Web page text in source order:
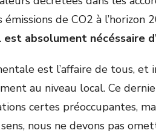
de CO2 à l’horizon
absolument nécéssaire
est l’affaire de tous,
au niveau local. Ce
certes préoccupantes,
sens, nous ne devons pas